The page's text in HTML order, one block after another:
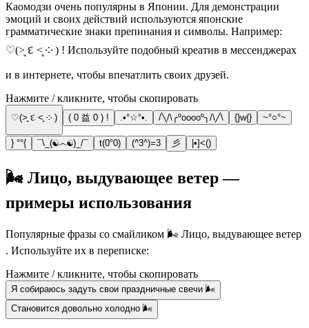
Каомодзи очень популярны в Японии. Для демонстрации
эмоций и своих действий используются японские
грамматические знаки препинания и символы. Например:
♡(˃͈ દ ˂͈ ༶ ) ! Используйте подобный креатив в мессенджерах
и в интернете, чтобы впечатлить своих друзей.
Нажмите / кликните, чтобы скопировать
♡(˃͈ દ ˂͈ ༶ ) ( 0 益 0 ) ! .•°☆°•. /╲/\╭ºooooº╮/\╱\ {}w{} ~°○°~
} °°{ ¯\_(☯෴☯)_/¯ t(0°0) (^3^)=3 彡 |•]<()
🌬️ Лицо, выдувающее ветер —
примеры использования
Популярные фразы со смайликом 🌬️ Лицо, выдувающее ветер
. Используйте их в переписке:
Нажмите / кликните, чтобы скопировать
Я собираюсь задуть свои праздничные свечи 🌬
Становится довольно холодно 🌬